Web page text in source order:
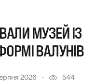
МУЗЕЙ ІЗ
ВАЛУНІВ
2026 544